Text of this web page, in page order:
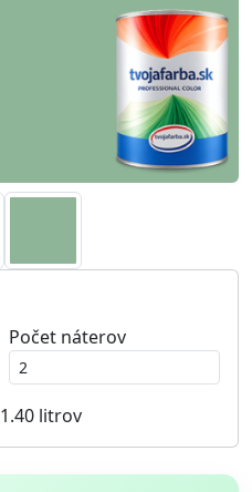
Počet náterov
1.40 litrov